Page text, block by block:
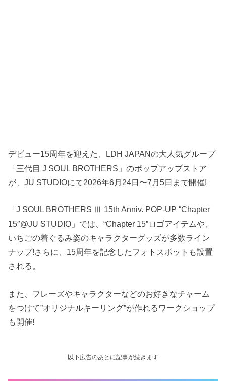
デビュー15周年を迎えた、LDH JAPANの大人気グループ
「三代目 J SOUL BROTHERS」のポップアップストア
が、JU STUDIOにて2026年6月24日〜7月5日まで開催!
「J SOUL BROTHERS Ⅲ 15th Anniv. POP-UP “Chapter
15″@JU STUDIO」では、“Chapter 15”ロゴアイテムや、
いちごの着ぐるみ姿のキャラクターグッズが多数ライン
ナップ!さらに、15周年を記念したフォトスポットも設置
される。
また、フレーズやキャラクターなどのお好きなチャーム
をつけて”オリジナルキーリング”が作れるワークショップ
も開催!
以下広告のあとに記事が続きます